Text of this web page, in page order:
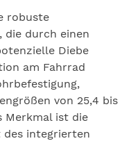
robuste
die durch einen
Diebe
am Fahrrad
von 25,4 bis
Merkmal ist die
integrierten